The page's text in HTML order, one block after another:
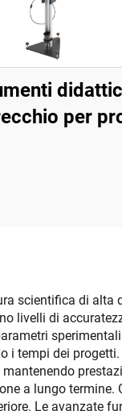
per
scientifica di alta
livelli di
i tempi dei
a lungo termine.
Le avanzate